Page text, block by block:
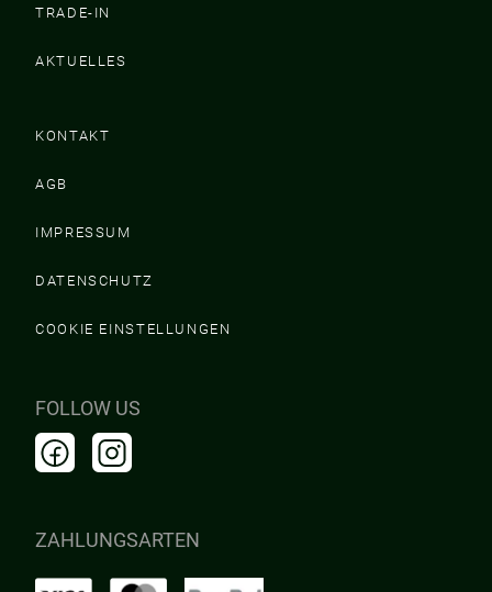
TRADE-IN
AKTUELLES
KONTAKT
AGB
IMPRESSUM
DATENSCHUTZ
COOKIE EINSTELLUNGEN
FOLLOW US
ZAHLUNGSARTEN